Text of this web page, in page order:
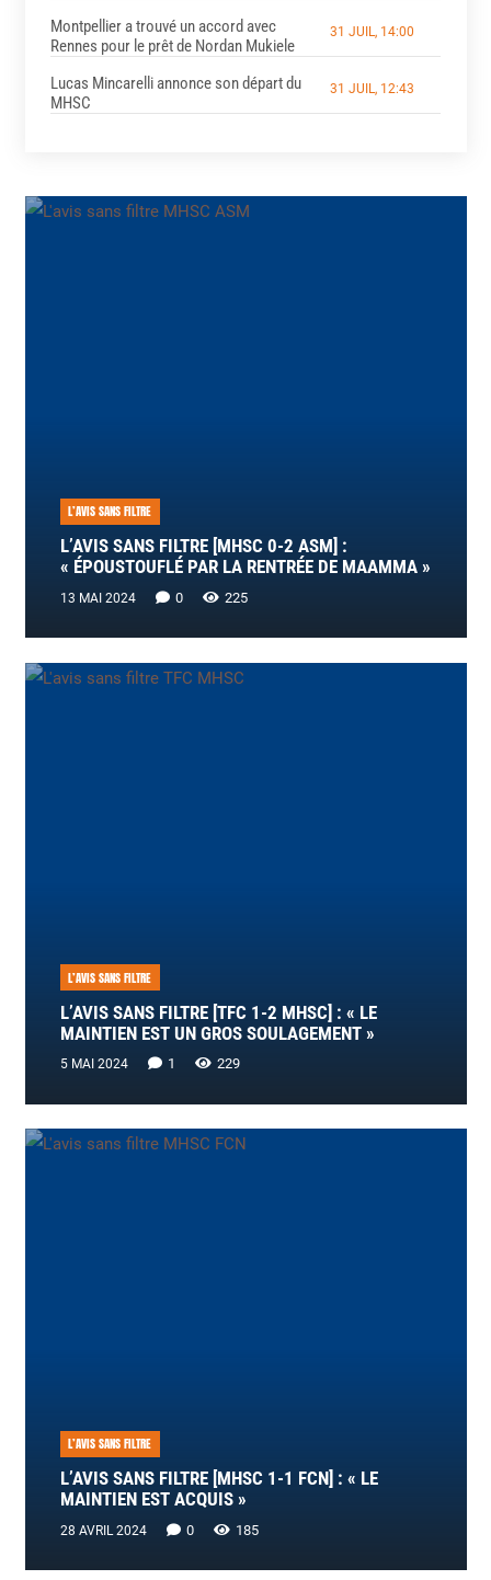
Montpellier a trouvé un accord avec
Rennes pour le prêt de Nordan Mukiele
31 JUIL, 14:00
Lucas Mincarelli annonce son départ du
MHSC
31 JUIL, 12:43
L’AVIS SANS FILTRE
L’AVIS SANS FILTRE [MHSC 0-2 ASM] :
« ÉPOUSTOUFLÉ PAR LA RENTRÉE DE MAAMMA »
13 MAI 2024 0 225
L’AVIS SANS FILTRE
L’AVIS SANS FILTRE [TFC 1-2 MHSC] : « LE
MAINTIEN EST UN GROS SOULAGEMENT »
5 MAI 2024 1 Commentaire
229
L’AVIS SANS FILTRE
L’AVIS SANS FILTRE [MHSC 1-1 FCN] : « LE
MAINTIEN EST ACQUIS »
28 AVRIL 2024 0 185